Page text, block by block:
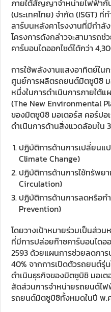
ภายใต้สัญญาจำหน่ายไฟฟ้ากั
(ประเทศไทย) จำกัด (ISGT)
ลาร์บนหลังคาโรงงานที่มีกำลั
โครงการดังกล่าวจะสามารถ
คาร์บอนไดออกไซด์ได้กว่า
การใช้พลังงานแสงอาทิตย์ใ
ศูนย์การผลิตรถยนต์มิตซูบิชิ ม
หนึ่งในการดำเนินการภายใต้
(The New Environmental
ของมิตซูบิชิ มอเตอร์ส คอร์ป
ดำเนินการด้านสิ่งแวดล้อมใน
ปฏิบัติการด้านการเปลี่ยน
Climate Change)
ปฏิบัติการด้านการใช้ทรัพย
Circulation)
ปฏิบัติการด้านการลดหรือ
Prevention)
โดยวางเป้าหมายร่วมเป็นส่ว
ที่มีการปล่อยก๊าซคาร์บอนได
2593 ด้วยแผนการช่วยลดกา
40% จากการเปิดตัวรถยนต์รุ่
ดำเนินธุรกิจของมิตซูบิชิ มอเต
สัดส่วนการจำหน่ายรถยนต์ไ
รถยนต์มิตซูบิชิทั้งหมดในปี พ.